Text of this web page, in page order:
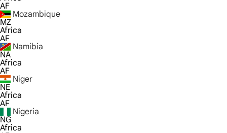
AF
Mozambique
MZ
Africa
AF
Namibia
NA
Africa
AF
Niger
NE
Africa
AF
Nigeria
NG
Africa